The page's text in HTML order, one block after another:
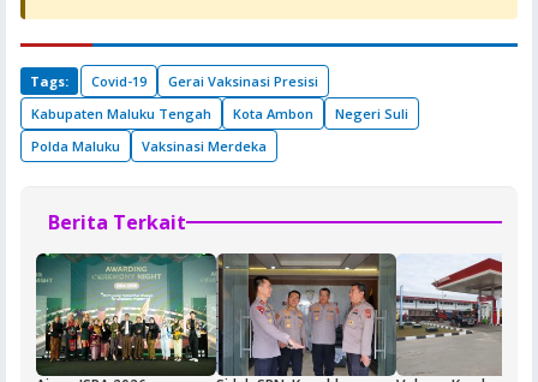
Tags: Covid-19
Gerai Vaksinasi Presisi
Kabupaten Maluku Tengah
Kota Ambon
Negeri Suli
Polda Maluku
Vaksinasi Merdeka
Berita Terkait